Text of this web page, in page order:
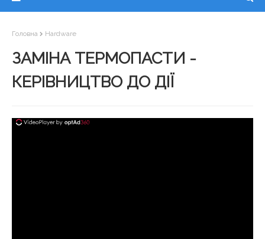
Головна Hardware
ЗАМІНА ТЕРМОПАСТИ -
КЕРІВНИЦТВО ДО ДІЇ